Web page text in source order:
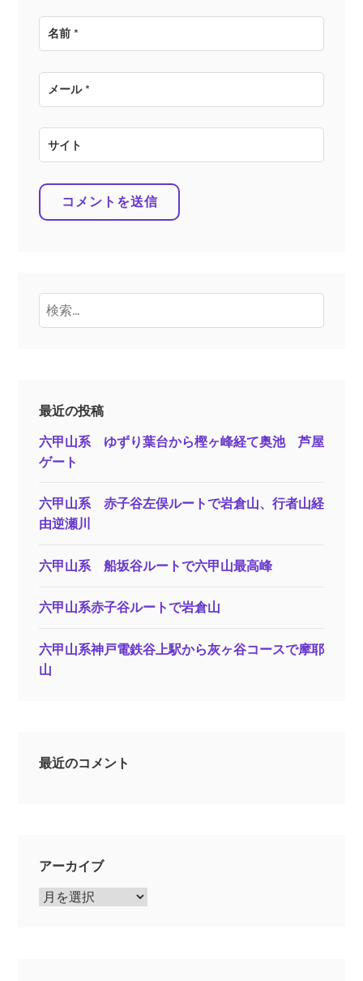
名前*
メール*
サイト
検
索:
最近の投稿
六甲山系 ゆずり葉台から樫ヶ峰経て奥池 芦屋
ゲート
六甲山系 赤子谷左俣ルートで岩倉山、行者山経
由逆瀬川
六甲山系 船坂谷ルートで六甲山最高峰
六甲山系赤子谷ルートで岩倉山
六甲山系神戸電鉄谷上駅から灰ヶ谷コースで摩耶
山
最近のコメント
アーカイブ
ア